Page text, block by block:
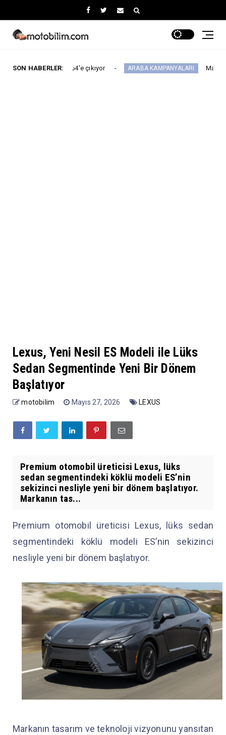
SON HABERLER:
64'e çıkıyor ARABA KAMPANYALARI Maxus Modellerinde
Lexus, Yeni Nesil ES Modeli ile Lüks
Sedan Segmentinde Yeni Bir Dönem
Başlatıyor
motobilim Mayıs 27, 2026 LEXUS
Premium otomobil üreticisi Lexus, lüks
sedan segmentindeki köklü modeli ES’nin
sekizinci nesliyle yeni bir dönem başlatıyor.
Markanın tas...
Premium otomobil üreticisi Lexus, lüks sedan
segmentindeki köklü modeli ES’nin sekizinci
nesliyle yeni bir dönem başlatıyor.
Markanın tasarım ve teknoloji vizyonunu yansıtan